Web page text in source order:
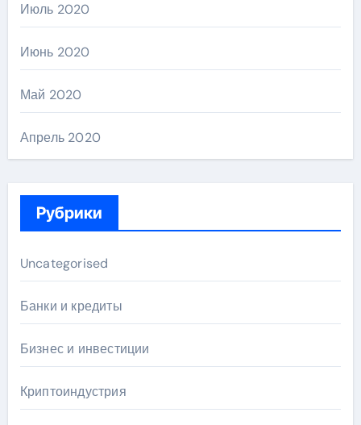
Июль 2020
Июнь 2020
Май 2020
Апрель 2020
Рубрики
Uncategorised
Банки и кредиты
Бизнес и инвестиции
Криптоиндустрия